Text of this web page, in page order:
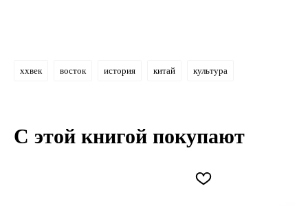
xxвек восток история китай культура
С этой книгой покупают